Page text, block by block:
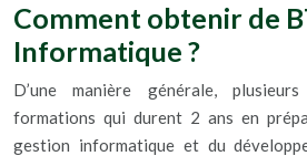
Comment obtenir de
Informatique ?
D’une manière générale,
formations qui durent 2 ans en
gestion informatique et du